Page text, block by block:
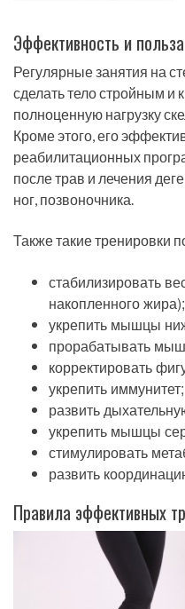
Эффективность и польза
Регулярные занятия на
сделать тело стройным и
полноценную нагрузку
Кроме этого, его
реабилитационных
после трав и лечения
ног, позвоночника.
Также такие тренировки
стабилизировать
накопленного жира);
укрепить мышцы
прорабатывать
корректировать
укрепить иммунитет;
развить
укрепить мышцы
стимулировать
развить
Правила эффективных